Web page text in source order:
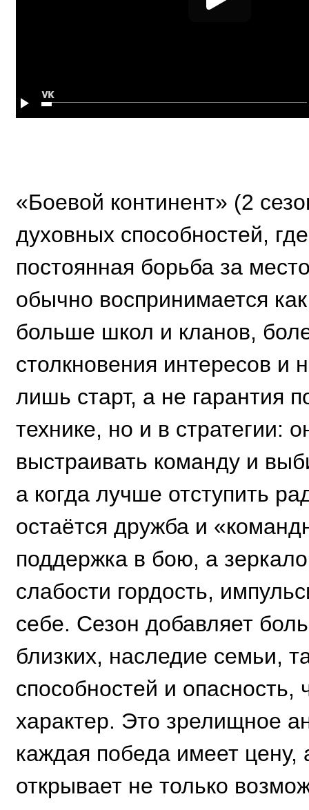
«Боевой континент» (2
духовных способностей,
постоянная борьба за
обычно воспринимается
больше школ и кланов,
столкновения интересов и
лишь старт, а не гарантия
технике, но и в стратегии:
выстраивать команду и
а когда лучше отступить
остаётся дружба и
поддержка в бою, а
слабости гордость,
себе. Сезон добавляет
близких, наследие семьи,
способностей и
характер. Это зрелищное
каждая победа имеет
открывает не только